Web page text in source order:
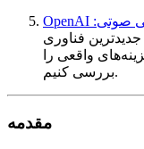
OpenAI در مقابل انسان در مقابل هوش مصنوعی صوتی:
جدیدترین فناوری
واقعی را
بررسی کنیم.
مقدمه